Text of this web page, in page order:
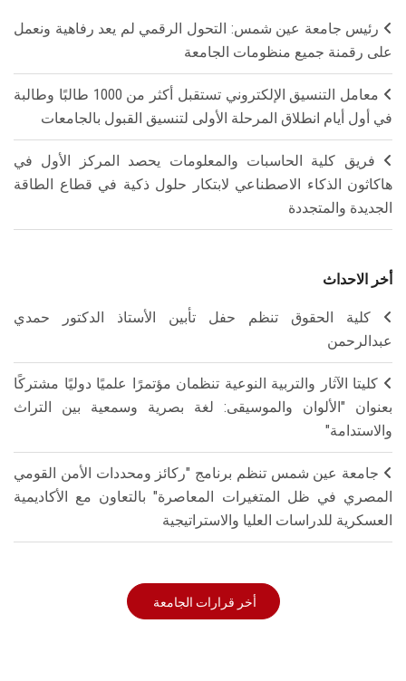
رئيس جامعة عين شمس: التحول الرقمي لم يعد رفاهية ونعمل
على رقمنة جميع منظومات الجامعة
معامل التنسيق الإلكتروني تستقبل أكثر من 1000 طالبًا وطالبة
في أول أيام انطلاق المرحلة الأولى لتنسيق القبول بالجامعات
فريق كلية الحاسبات والمعلومات يحصد المركز الأول في
هاكاثون الذكاء الاصطناعي لابتكار حلول ذكية في قطاع الطاقة
الجديدة والمتجددة
أخر الاحداث
كلية الحقوق تنظم حفل تأبين الأستاذ الدكتور حمدي
عبدالرحمن
كليتا الآثار والتربية النوعية تنظمان مؤتمرًا علميًا دوليًا مشتركًا
بعنوان "الألوان والموسيقى: لغة بصرية وسمعية بين التراث
والاستدامة"
جامعة عين شمس تنظم برنامج "ركائز ومحددات الأمن القومي
المصري في ظل المتغيرات المعاصرة" بالتعاون مع الأكاديمية
العسكرية للدراسات العليا والاستراتيجية
أخر قرارات الجامعة